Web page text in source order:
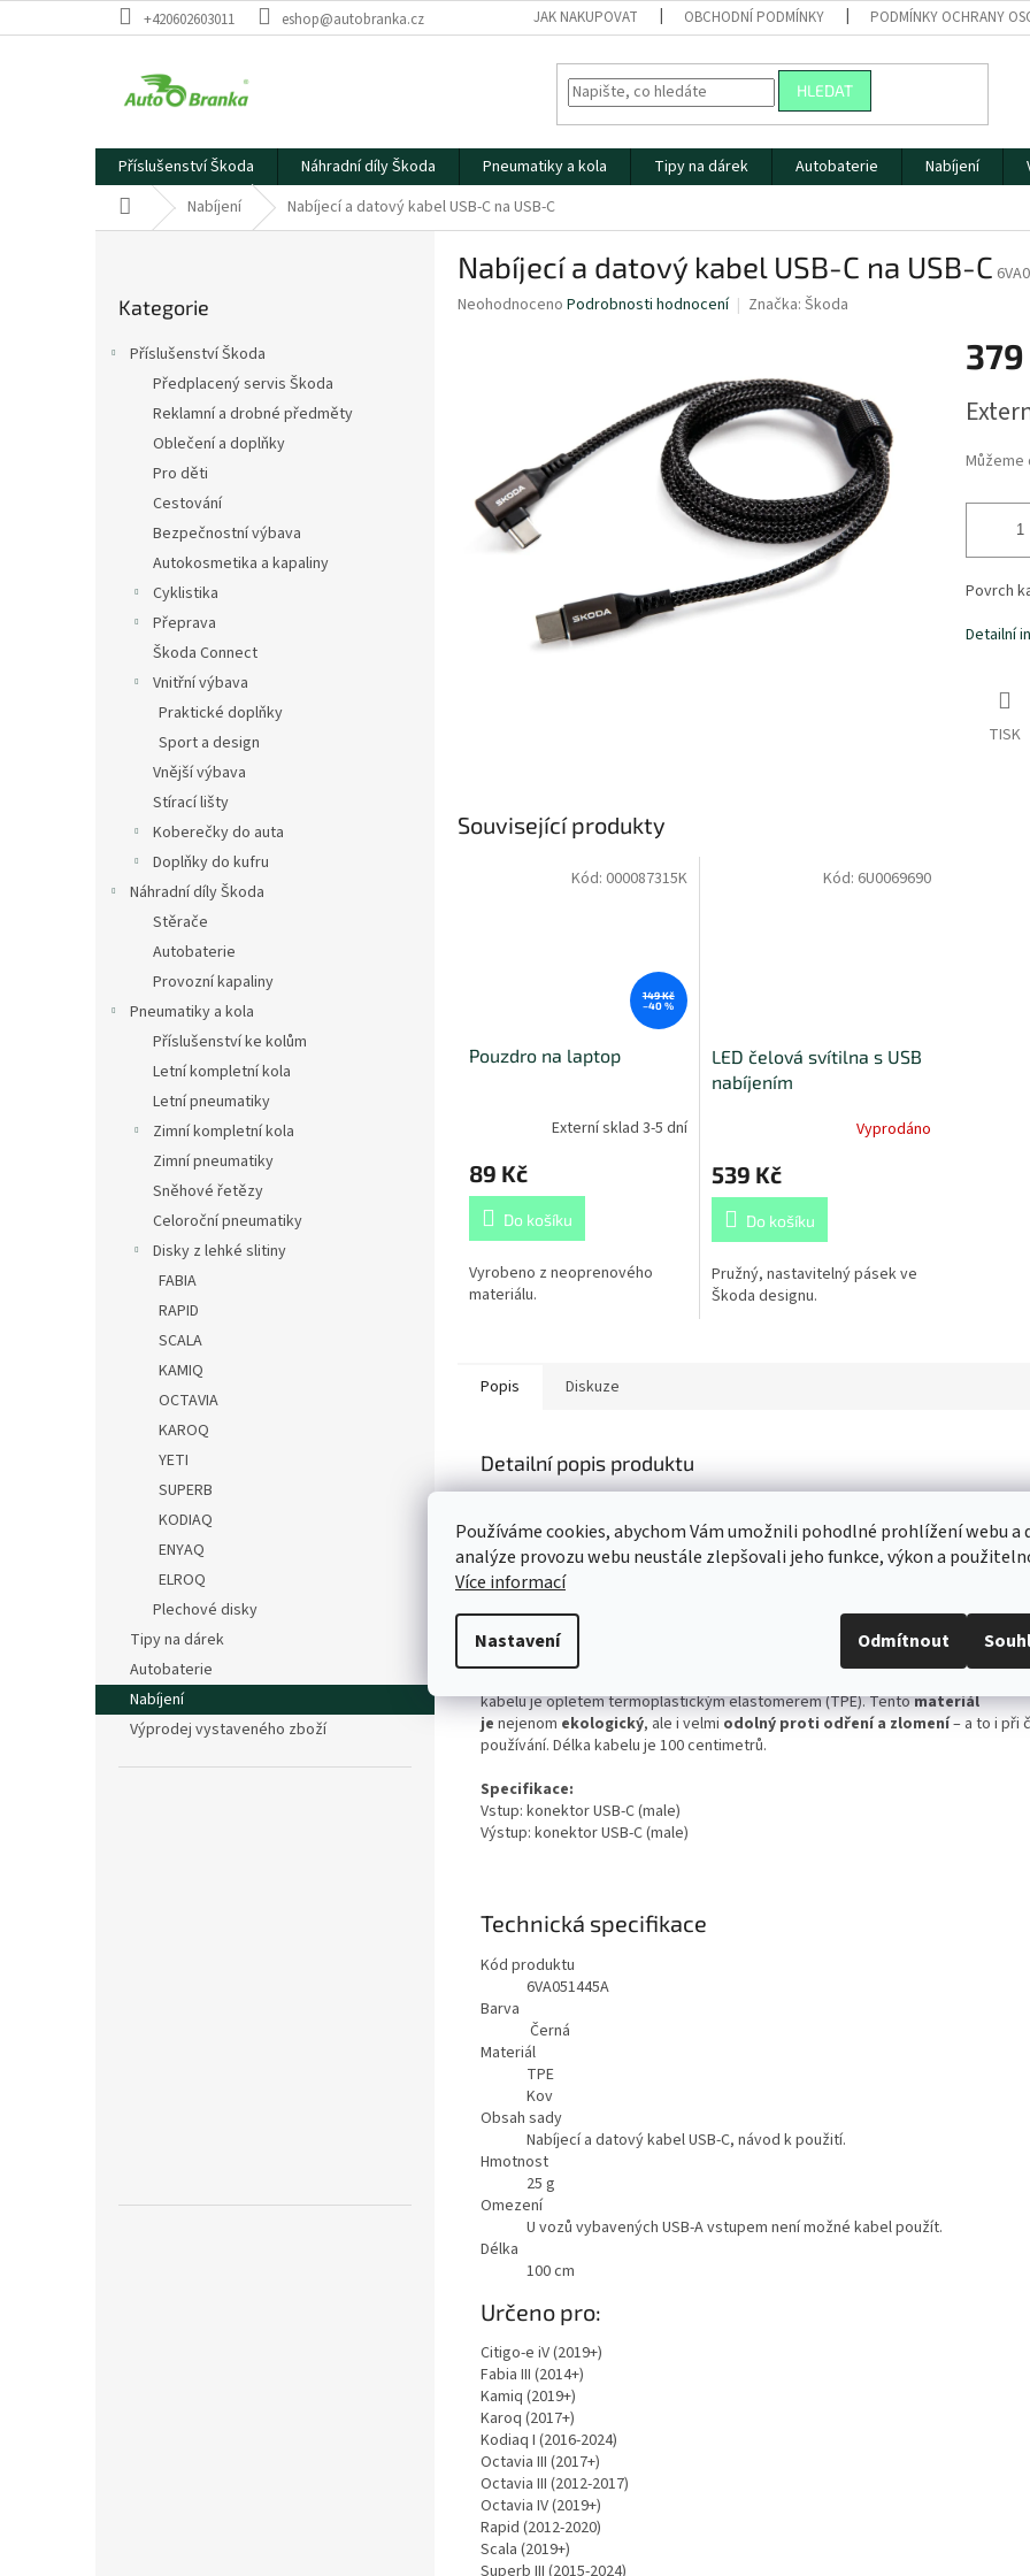
Používáme cookies, abychom Vám umožnili pohodlné prohlížení webu a
analýze provozu webu neustále zlepšovali jeho funkce, výkon a
Více informací
Nastavení Odmítnout
na
+420602603011 eshop@autobranka.cz JAK NAKUPOVAT OBCHODNÍ PODMÍNKY PODMÍNKY OCHRANY
HLEDAT
Příslušenství Škoda Náhradní díly Škoda Pneumatiky a kola Tipy na dárek Autobaterie Nabíjení
Domů Nabíjení Nabíjecí a datový kabel USB-C na USB-C
kategorie
Kategorie
Příslušenství Škoda
Předplacený servis Škoda
Reklamní a drobné předměty
Oblečení a doplňky
Pro děti
Cestování
Bezpečnostní výbava
Autokosmetika a kapaliny
Cyklistika
Přeprava
Škoda Connect
Vnitřní výbava
Praktické doplňky
Sport a design
Vnější výbava
Stírací lišty
Koberečky do auta
Doplňky do kufru
Náhradní díly Škoda
Stěrače
Autobaterie
Provozní kapaliny
Pneumatiky a kola
Příslušenství ke kolům
Letní kompletní kola
Letní pneumatiky
Zimní kompletní kola
Zimní pneumatiky
Sněhové řetězy
Celoroční pneumatiky
Disky z lehké slitiny
FABIA
RAPID
SCALA
KAMIQ
OCTAVIA
KAROQ
YETI
SUPERB
KODIAQ
ENYAQ
ELROQ
Plechové disky
Tipy na dárek
Autobaterie
Nabíjení
Výprodej vystaveného zboží
Nabíjecí a datový kabel USB-C na USB-C
Průměrné
Neohodnoceno Podrobnosti hodnocení Značka: Škoda
379
cena:
Můžeme
Povrch
Detailní
TISK
Související produkty
149 Kč
–40 %
Pouzdro na laptop
Externí sklad 3-5 dní
89 Kč
Do košíku
Vyrobeno z neoprenového
materiálu.
Kód: 000087315K
LED čelová svítilna s USB
nabíjením
Vyprodáno
539 Kč
Do košíku
Pružný, nastavitelný pásek ve
Škoda designu.
Kód: 6U0069690
Popis Diskuze
Detailní popis produktu
potřebujedobít mobilní telefon, tablet či datově propojit dva přístroje .
toho umožňuje využití dalších služeb, pokud jsou ve voze Škoda aktivovány
Android Auto).
Hodí se ike streamovanému přehrávání hudby
infotainmentu vozu.
Samozřejmostí je
kabelu je opletem termoplastickým elastomerem (TPE). Tentomateriál
je nejenom ekologický, ale i velmi odolný proti odření a zlomení– a to i při
používání. Délka kabelu je 100 centimetrů.
Specifikace:
Vstup: konektor USB-C (male)
Výstup: konektor USB-C (male)
Technická specifikace
Kód produktu
6VA051445A
Barva
Černá
Materiál
TPE
Kov
Obsah sady
Nabíjecí a datový kabel USB-C, návod k použití.
Hmotnost
25 g
Omezení
U vozů vybavených USB-A vstupem není možné kabel použít.
Délka
100cm
Určeno pro:
Citigo-e iV (2019+)
Fabia III (2014+)
Kamiq (2019+)
Karoq (2017+)
Kodiaq I (2016-2024)
Octavia III (2017+)
Octavia III (2012-2017)
Octavia IV (2019+)
Rapid (2012-2020)
Scala (2019+)